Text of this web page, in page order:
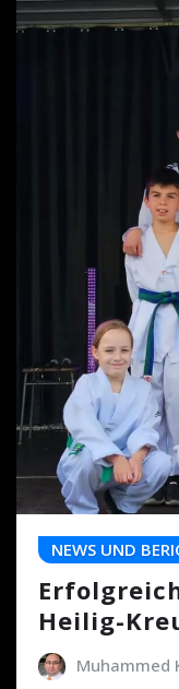
NEWS UND
Heilig-
Muhammed